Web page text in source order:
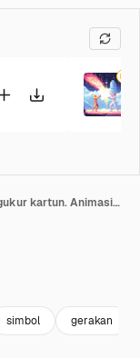
Animasi konsep startup. Roket dan pengukur kartun. Animasi grafis gerak video 4K. Dapat digunakan untuk video explainer.
simbol gerakan